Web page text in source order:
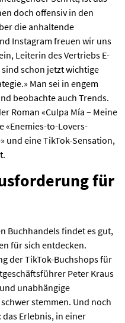
doch offensiv in den
die anhaltende
Instagram freuen wir uns
Leiterin des Vertriebs E-
schon jetzt wichtige
Man sei in engem
beobachte auch Trends.
Roman «Culpa Mía – Meine
«Enemies-to-Lovers-
und eine TikTok-Sensation,
für
Buchhandels findet es gut,
für sich entdecken.
der TikTok-Buchshops für
Peter Kraus
unabhängige
stemmen. Und noch
Erlebnis, in einer